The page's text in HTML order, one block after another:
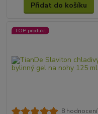
Přidat do košíku
TOP produkt
8 hodnocení